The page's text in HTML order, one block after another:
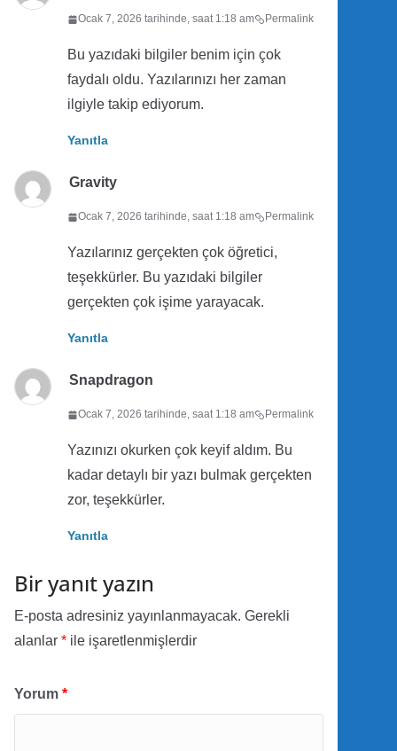
Ocak 7, 2026 tarihinde, saat 1:18 am Permalink
Bu yazıdaki bilgiler benim için çok
faydalı oldu. Yazılarınızı her zaman
ilgiyle takip ediyorum.
Yanıtla
Gravity
Ocak 7, 2026 tarihinde, saat 1:18 am Permalink
Yazılarınız gerçekten çok öğretici,
teşekkürler. Bu yazıdaki bilgiler
gerçekten çok işime yarayacak.
Yanıtla
Snapdragon
Ocak 7, 2026 tarihinde, saat 1:18 am Permalink
Yazınızı okurken çok keyif aldım. Bu
kadar detaylı bir yazı bulmak gerçekten
zor, teşekkürler.
Yanıtla
Bir yanıt yazın
E-posta adresiniz yayınlanmayacak. Gerekli
alanlar * ile işaretlenmişlerdir
Yorum *